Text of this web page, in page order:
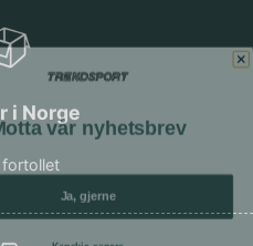
i Norge
fortollet
vår nyhetsbrev
Ja, gjerne